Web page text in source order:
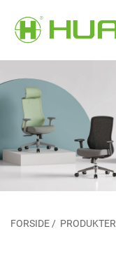
FORSIDE / PRODUKTER